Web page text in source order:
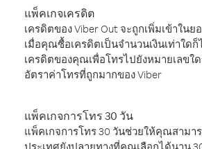
แพ็คเกจเครดิต
เครดิตของ Viber Out จะถูกเพิ่มเข้าใน
เมื่อคุณซื้อเครดิตเป็นจำนวนเงินเท่าใด
เครดิตของคุณเพื่อโทรไปยังหมายเลขใ
อัตราค่าโทรที่ถูกมากของ Viber
แพ็คเกจการโทร 30 วัน
แพ็คเกจการโทร 30 วันช่วยให้คุณสามา